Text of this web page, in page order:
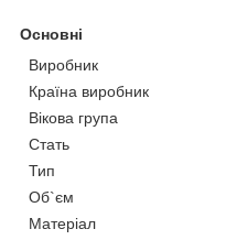
Основні
Виробник
Країна виробник
Вікова група
Стать
Тип
Об`єм
Матеріал